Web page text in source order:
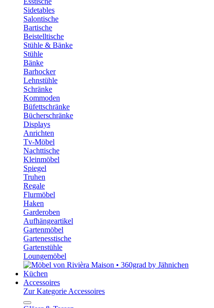
Sidetables
Salontische
Bartische
Beistelltische
Stühle & Bänke
Stühle
Bänke
Barhocker
Lehnstühle
Schränke
Kommoden
Büfettschränke
Bücherschränke
Displays
Anrichten
Tv-Möbel
Nachttische
Kleinmöbel
Spiegel
Truhen
Regale
Flurmöbel
Haken
Garderoben
Aufhängeartikel
Gartenmöbel
Gartenesstische
Gartenstühle
Loungemöbel
Küchen
Accessoires
Zur Kategorie Accessoires